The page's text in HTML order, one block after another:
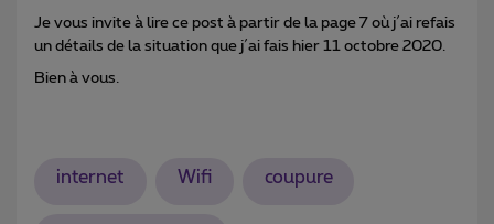
Je vous invite à lire ce post à partir de la page 7 où j´ai refais
un détails de la situation que j´ai fais hier 11 octobre 2020.
Bien à vous.
internet Wifi coupure